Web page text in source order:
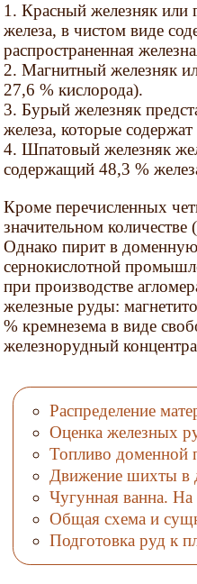
1. Красный железняк или
железа, в чистом виде
распространенная
2. Магнитный железняк
27,6 % кислорода).
3. Бурый железняк
железа, которые
4. Шпатовый железняк
содержащий 48,3 %
Кроме перечисленных
значительном
Однако пирит в доменную
сернокислотной
при производстве
железные руды:
% кремнезема в виде
железнорудный
Распределение
Оценка железных
Топливо доменной
Движение шихты в
Чугунная ванна. На
Общая схема и
Подготовка руд к